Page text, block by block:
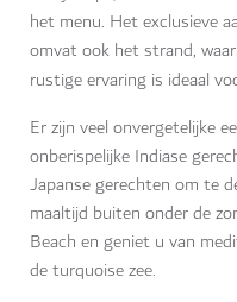
het menu. Het exclusieve
omvat ook het strand,
rustige ervaring is ideaal
Er zijn veel onvergetelijke
onberispelijke Indiase
Japanse gerechten om te
maaltijd buiten onder de
Beach en geniet u van
de turquoise zee.